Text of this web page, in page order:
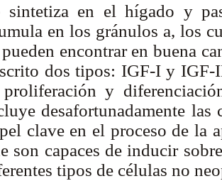
sintetiza en el hígado y
en los gránulos a, los
pueden encontrar en buena
dos tipos: IGF-I y IGF-
y
desafortunadamente
clave en el proceso de la
son capaces de inducir
tipos de células no